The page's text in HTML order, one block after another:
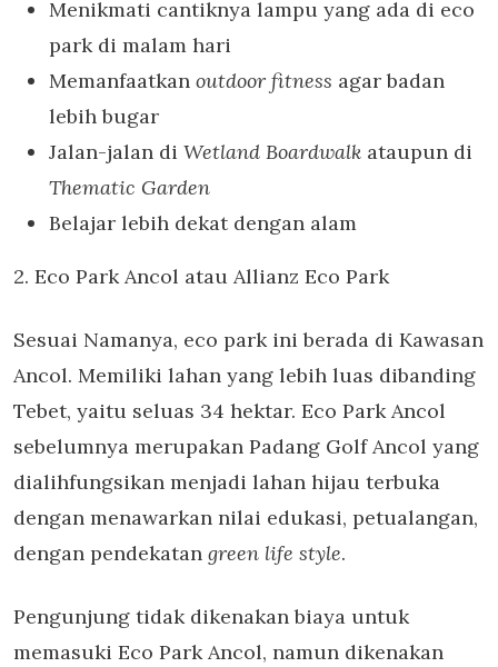
Menikmati cantiknya lampu yang ada di eco
park di malam hari
Memanfaatkan outdoor fitness agar badan
lebih bugar
Jalan-jalan di Wetland Boardwalk ataupun di
Thematic Garden
Belajar lebih dekat dengan alam
2. Eco Park Ancol atau Allianz Eco Park
Sesuai Namanya, eco park ini berada di Kawasan
Ancol. Memiliki lahan yang lebih luas dibanding
Tebet, yaitu seluas 34 hektar. Eco Park Ancol
sebelumnya merupakan Padang Golf Ancol yang
dialihfungsikan menjadi lahan hijau terbuka
dengan menawarkan nilai edukasi, petualangan,
dengan pendekatan green life style.
Pengunjung tidak dikenakan biaya untuk
memasuki Eco Park Ancol, namun dikenakan